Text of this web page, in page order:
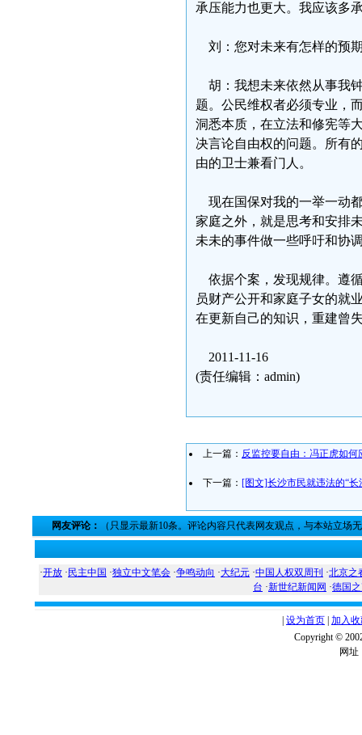
承压能力也更大。我应该多
刘：您对未来有怎样的预
胡：我想未来依然从事我
题。公民维权者必须专业，
洞悉本质，在立法和修宪等
决言论自由权的问题。所有
由的卫士兼看门人。
现在国保对我的一举一动
家庭之外，就是思考和安排
未未的事件做一些呼吁和协
依据个案，发现规律。遵
员财产公开和家庭子女的就
在更新自己的知识，重建曾
2011-11-16
(责任编辑：admin)
上一篇： 反监控要自由：冯正虎如何
下一篇： [图文]长沙市民就违法的“长
网友评论： （只显示最新10条。评论内容只代表网友观点，与本站立场
·开放 · 民主中国 ·独立中文笔会 ·争鸣动向 ·大纪元 ·中国人权双周刊 ·北京之
台 ·新世纪新闻网 ·德国
设为首页 加入
Copyright ©
网址